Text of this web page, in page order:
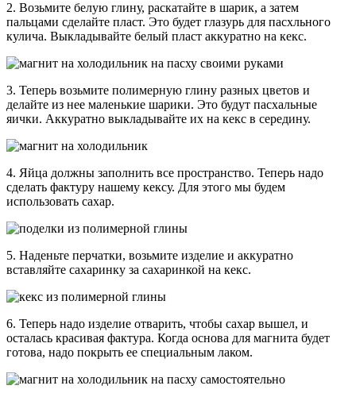
2. Возьмите белую глину, раскатайте в шарик, а затем
пальцами сделайте пласт. Это будет глазурь для пасхльного
кулича. Выкладывайте белый пласт аккуратно на кекс.
3. Теперь возьмите полимерную глину разных цветов и
делайте из нее маленькие шарики. Это будут пасхальные
яички. Аккуратно выкладывайте их на кекс в середину.
4. Яйца должны заполнить все пространство. Теперь надо
сделать фактуру нашему кексу. Для этого мы будем
использовать сахар.
5. Наденьте перчатки, возьмите изделие и аккуратно
вставляйте сахаринку за сахаринкой на кекс.
6. Теперь надо изделие отварить, чтобы сахар вышел, и
осталась красивая фактура. Когда основа для магнита будет
готова, надо покрыть ее специальным лаком.